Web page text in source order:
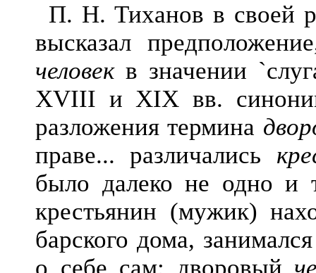
П. Н. Тиханов в своей
высказал
человекв значении `
XVIII и XIX вв.
разложения термина
праве... различались
было далеко не одно и
крестьянин (мужик)
барского дома,